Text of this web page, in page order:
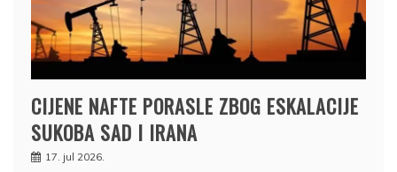
CIJENE NAFTE PORASLE ZBOG ESKALACIJE
SUKOBA SAD I IRANA
17. jul 2026.